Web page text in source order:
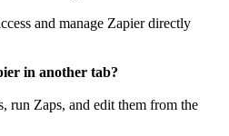
and manage Zapier directly
in another tab?
run Zaps, and edit them from the